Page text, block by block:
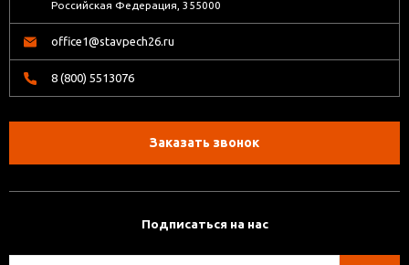
Российская Федерация, 355000
office1@stavpech26.ru
8 (800) 5513076
Заказать звонок
Подписаться на нас